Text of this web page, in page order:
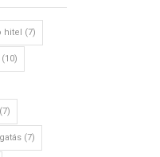
hitel (7)
(10)
(7)
(7)